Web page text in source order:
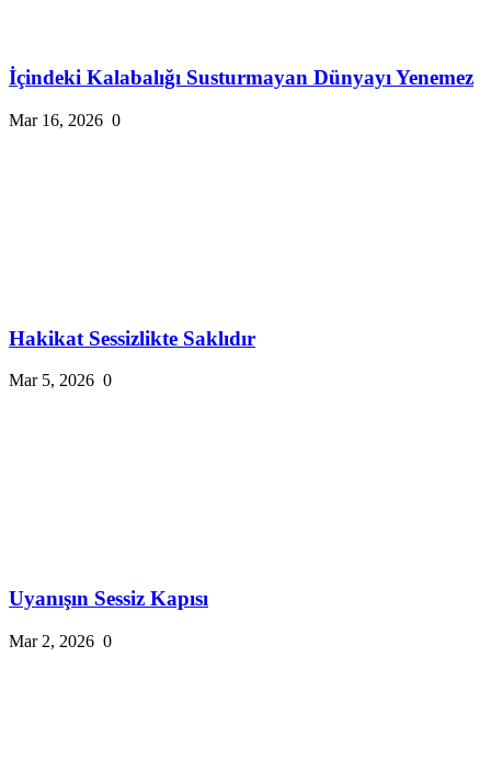
İçindeki Kalabalığı Susturmayan Dünyayı Yenemez
Mar 16, 2026 0
Hakikat Sessizlikte Saklıdır
Mar 5, 2026 0
Uyanışın Sessiz Kapısı
Mar 2, 2026 0